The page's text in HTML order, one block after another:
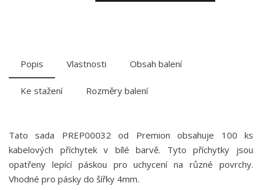
Popis Vlastnosti Obsah balení
Ke stažení Rozměry balení
Tato sada PREP00032 od Premion obsahuje 100 ks
kabelových příchytek v bílé barvě. Tyto příchytky jsou
opatřeny lepící páskou pro uchycení na různé povrchy.
Vhodné pro pásky do šířky 4mm.